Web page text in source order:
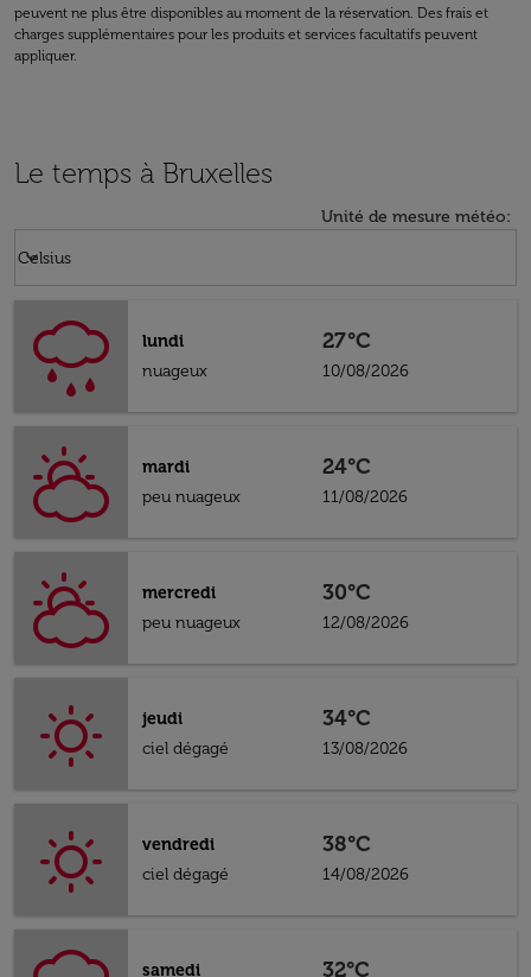
peuvent ne plus être disponibles au moment de la réservation. Des frais et
charges supplémentaires pour les produits et services facultatifs peuvent
appliquer.
Le temps à Bruxelles
Unité de mesure météo:
Celsius
keyboard_arrow_down
lundi
nuageux
27°C
10/08/2026
mardi
peu nuageux
24°C
11/08/2026
mercredi
peu nuageux
30°C
12/08/2026
jeudi
ciel dégagé
34°C
13/08/2026
vendredi
ciel dégagé
38°C
14/08/2026
samedi
32°C